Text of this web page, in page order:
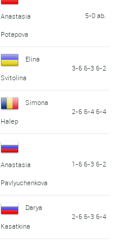
Anastasia
Potapova
5-0 ab.
Elina
Svitolina
3-6 6-3 6-2
Simona
Halep
2-6 6-4 6-4
Anastasia
Pavlyuchenkova
1-6 6-3 6-2
Darya
Kasatkina
2-6 6-3 6-4